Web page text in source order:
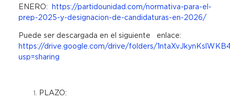
ENERO:
https://partidounidad.com/normativa-para-el-
prep-2025-y-designacion-de-candidaturas-en-2026/
Puede ser descargada en el siguiente enlace:
https://drive.google.com/drive/folders/
usp=sharing
PLAZO: